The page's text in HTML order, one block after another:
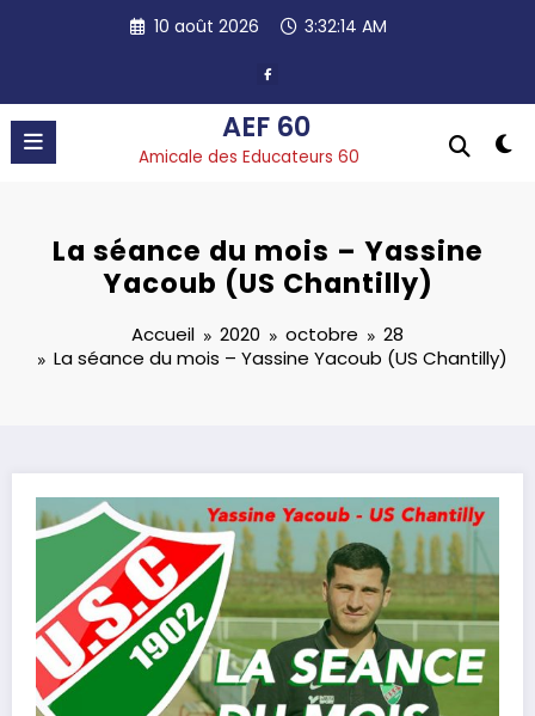
10 août 2026 3:32:15 AM
AEF 60
Amicale des Educateurs 60
La séance du mois – Yassine
Yacoub (US Chantilly)
Accueil 2020 octobre
28
La séance du mois – Yassine Yacoub (US Chantilly)